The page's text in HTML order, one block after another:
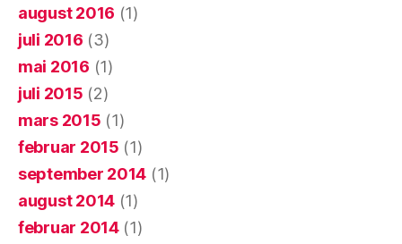
august 2016 (1)
juli 2016 (3)
mai 2016 (1)
juli 2015 (2)
mars 2015 (1)
februar 2015 (1)
september 2014 (1)
august 2014 (1)
februar 2014(1)